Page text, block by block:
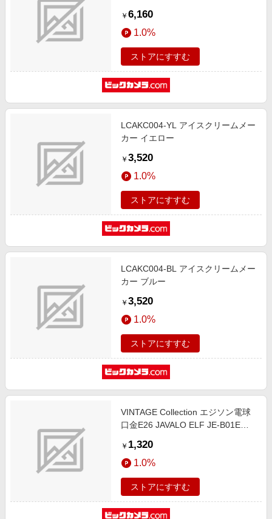
枚]
￥ 6,160
1.0%
ストアにすすむ
LCAKC004-YL アイスクリームメー
カー イエロー
￥ 3,520
1.0%
ストアにすすむ
LCAKC004-BL アイスクリームメー
カー ブルー
￥ 3,520
1.0%
ストアにすすむ
VINTAGE Collection エジソン電球
口金E26 JAVALO ELF JE-B01E
￥ 1,320
1.0%
ストアにすすむ